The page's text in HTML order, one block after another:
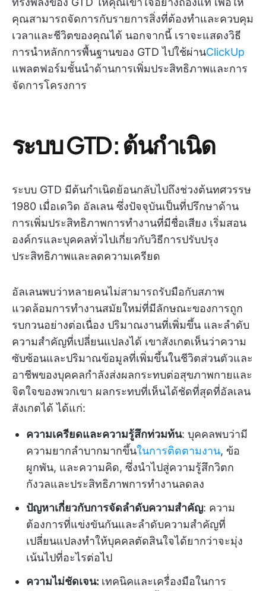
คุณสามารถจัดการกับรายการสิ่งที่ต้องทำและควบคุม
เวลาและชีวิตของคุณได้ นอกจากนี้ เราจะแสดงวิธี
การนำหลักการพื้นฐานของ GTD ไปใช้ผ่านClickUp
แพลตฟอร์มชั้นนำด้านการเพิ่มประสิทธิภาพและการ
จัดการโครงการ
ระบบ GTD: ต้นกำเนิด
ระบบ GTD มีต้นกำเนิดย้อนกลับไปถึงช่วงต้นทศวรรษ
1980 เมื่อเดวิด อัลเลน ซึ่งปัจจุบันเป็นที่ปรึกษาด้าน
การเพิ่มประสิทธิภาพการทำงานที่มีชื่อเสียง เริ่มสอน
องค์กรและบุคคลทั่วไปเกี่ยวกับวิธีการปรับปรุง
ประสิทธิภาพและลดความเครียด
อัลเลนพบว่าหลายคนไม่สามารถรับมือกับสภาพ
แวดล้อมการทำงานสมัยใหม่ที่มีลักษณะของการถูก
รบกวนอย่างต่อเนื่อง ปริมาณงานที่เพิ่มขึ้น และลำดับ
ความสำคัญที่เปลี่ยนแปลงได้ เขาสังเกตเห็นว่าความ
ซับซ้อนและปริมาณข้อมูลที่เพิ่มขึ้นในชีวิตส่วนตัวและ
อาชีพของบุคคลกำลังส่งผลกระทบต่อสุขภาพกายและ
จิตใจของพวกเขา ผลกระทบที่เห็นได้ชัดที่สุดที่อัลเลน
สังเกตได้ ได้แก่:
ความเครียดและความรู้สึกท่วมท้น: บุคคลพบว่ามี
ความยากลำบากมากขึ้นในการติดตามงาน, ข้อ
ผูกพัน, และความคิด, ซึ่งนำไปสู่ความรู้สึกวิตก
กังวลและประสิทธิภาพการทำงานลดลง
ปัญหาเกี่ยวกับการจัดลำดับความสำคัญ: ความ
ต้องการที่แข่งขันกันและลำดับความสำคัญที่
เปลี่ยนแปลงทำให้บุคคลตัดสินใจได้ยากว่าจะมุ่ง
เน้นไปที่อะไรต่อไป
ความไม่ชัดเจน: เทคนิคและเครื่องมือในการ